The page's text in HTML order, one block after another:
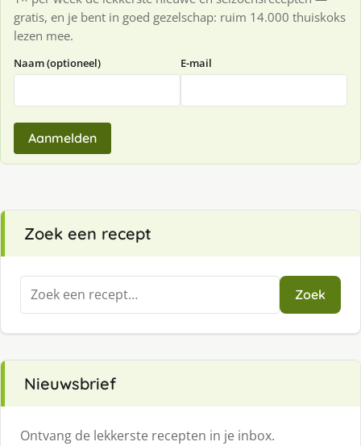
gratis, en je bent in goed gezelschap: ruim 14.000 thuiskoks
lezen mee.
Naam (optioneel) E-mail
Aanmelden
Zoek een recept
Zoeken
naar:
Zoek
Nieuwsbrief
Ontvang de lekkerste recepten in je inbox.